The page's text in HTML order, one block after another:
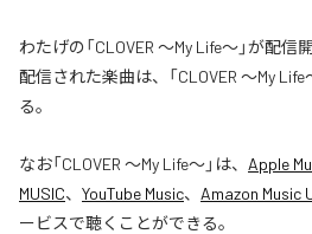
わたげの「CLOVER ～My Life～」が配
配信された楽曲は、「CLOVER ～My
る。
なお「CLOVER ～My Life～」は、 Apple
MUSIC、 YouTube Music、 Amazon Music
ービスで聴くことができる。